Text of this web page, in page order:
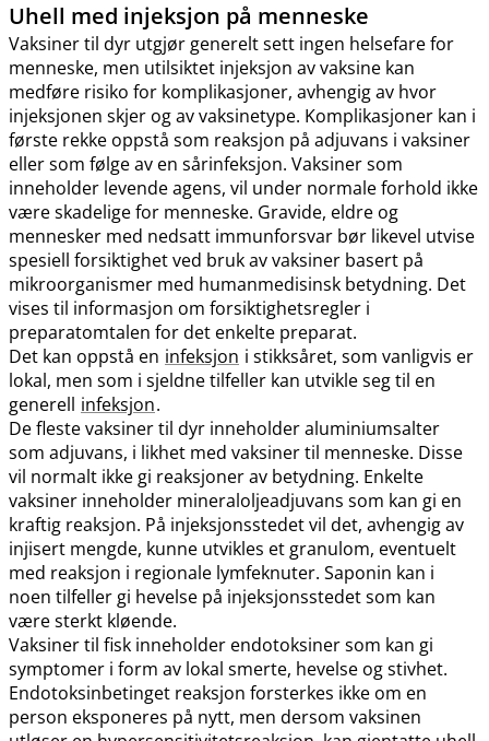
Uhell med injeksjon på menneske
Vaksiner til dyr utgjør generelt sett ingen helsefare for
menneske, men utilsiktet injeksjon av vaksine kan
medføre risiko for komplikasjoner, avhengig av hvor
injeksjonen skjer og av vaksinetype. Komplikasjoner kan i
første rekke oppstå som reaksjon på adjuvans i vaksiner
eller som følge av en sårinfeksjon. Vaksiner som
inneholder levende agens, vil under normale forhold ikke
være skadelige for menneske. Gravide, eldre og
mennesker med nedsatt immunforsvar bør likevel utvise
spesiell forsiktighet ved bruk av vaksiner basert på
mikroorganismer med humanmedisinsk betydning. Det
vises til informasjon om forsiktighetsregler i
preparatomtalen for det enkelte preparat.
Det kan oppstå en infeksjon i stikksåret, som vanligvis er
lokal, men som i sjeldne tilfeller kan utvikle seg til en
generell infeksjon.
De fleste vaksiner til dyr inneholder aluminiumsalter
som adjuvans, i likhet med vaksiner til menneske. Disse
vil normalt ikke gi reaksjoner av betydning. Enkelte
vaksiner inneholder mineraloljeadjuvans som kan gi en
kraftig reaksjon. På injeksjonsstedet vil det, avhengig av
injisert mengde, kunne utvikles et granulom, eventuelt
med reaksjon i regionale lymfeknuter. Saponin kan i
noen tilfeller gi hevelse på injeksjonsstedet som kan
være sterkt kløende.
Vaksiner til fisk inneholder endotoksiner som kan gi
symptomer i form av lokal smerte, hevelse og stivhet.
Endotoksinbetinget reaksjon forsterkes ikke om en
person eksponeres på nytt, men dersom vaksinen